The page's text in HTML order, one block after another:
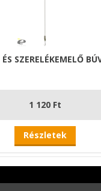
SZERELÉKEMELŐ
1 120 Ft
Részletek